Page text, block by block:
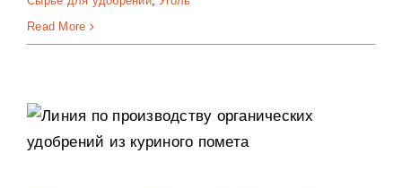
Read More